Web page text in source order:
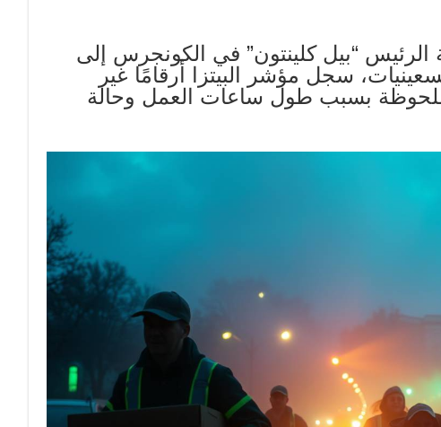
“بيل كلينتون” في الكونجرس إلى
سجل مؤشر البيتزا أرقامًا غير
بسبب طول ساعات العمل وحالة